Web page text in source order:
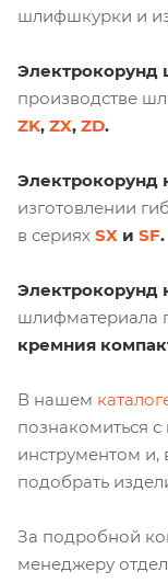
шлифшкурки и
Электрокорунд
производстве
ZK, ZX, ZD.
Электрокорунд
изготовлении
в сериях SX и SF.
Электрокорунд
шлифматериала
кремния
В нашем
познакомиться
инструментом и,
подобрать
За подробной
менеджеру